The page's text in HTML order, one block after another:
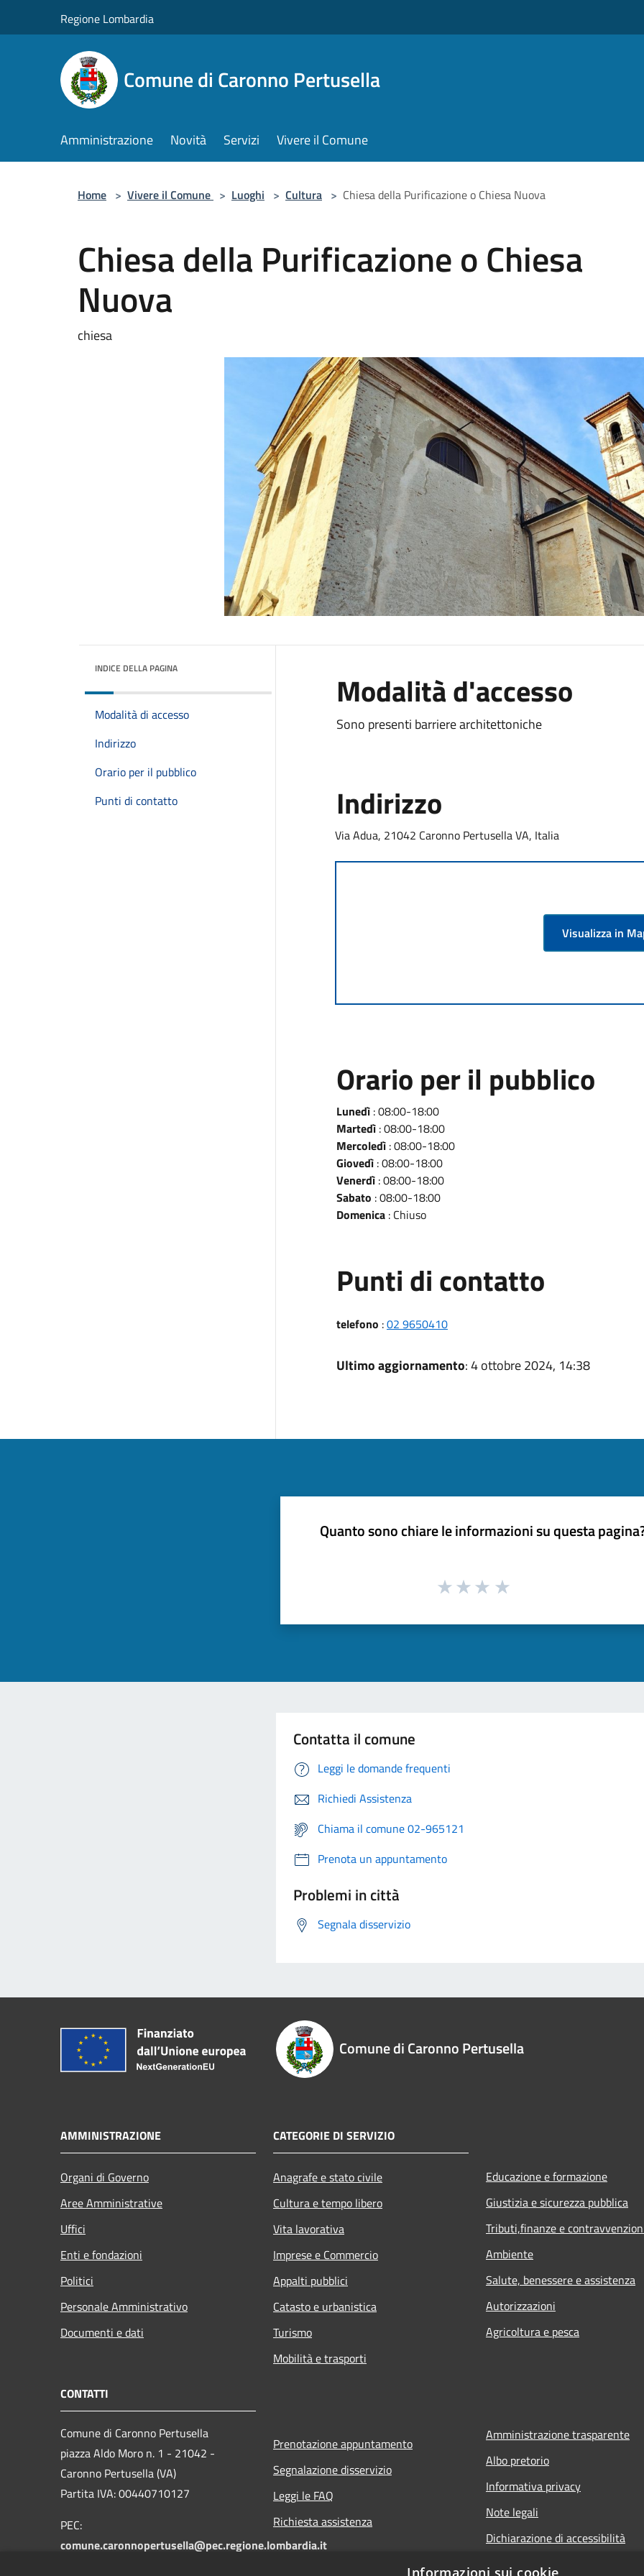
Regione Lombardia
Comune di Caronno Pertusella
Amministrazione Novità Servizi Vivere il Comune
Home > Vivere il Comune > Luoghi > Cultura > Chiesa della Purificazione o Chiesa Nuova
Chiesa della Purificazione o Chiesa
Nuova
chiesa
INDICE DELLA PAGINA
Modalità di accesso
Indirizzo
Orario per il pubblico
Punti di contatto
Modalità d'accesso
Sono presenti barriere architettoniche
Indirizzo
Via Adua, 21042 Caronno Pertusella VA, Italia
Visualizza in
Orario per il pubblico
Lunedì: 08:00-18:00
Martedì: 08:00-18:00
Mercoledì: 08:00-18:00
Giovedì: 08:00-18:00
Venerdì: 08:00-18:00
Sabato : 08:00-18:00
Domenica: Chiuso
Punti di contatto
telefono :02 9650410
Ultimo aggiornamento: 4 ottobre 2024, 14:38
Quanto sono chiare le informazioni su questa
Contatta il comune
Leggi le domande frequenti
Richiedi Assistenza
Chiama il comune 02-965121
Prenota un appuntamento
Problemi in città
Segnala disservizio
Comune di Caronno Pertusella
AMMINISTRAZIONE
Organi di Governo
Aree Amministrative
Uffici
Enti e fondazioni
Politici
Personale Amministrativo
Documenti e dati
CATEGORIE DI SERVIZIO
Anagrafe e stato civile
Cultura e tempo libero
Vita lavorativa
Imprese e Commercio
Appalti pubblici
Catasto e urbanistica
Turismo
Mobilità e trasporti
Educazione e formazione
Giustizia e sicurezza pubblica
Tributi,finanze e
Ambiente
Salute, benessere e assistenza
Autorizzazioni
Agricoltura e pesca
CONTATTI
Comune di Caronno Pertusella
piazza Aldo Moro n. 1 - 21042 -
Caronno Pertusella (VA)
Partita IVA: 00440710127
PEC:
comune.caronnopertusella@pec.regione.lombardia.it
Prenotazione appuntamento
Segnalazione disservizio
Leggi le FAQ
Richiesta assistenza
Amministrazione trasparente
Albo pretorio
Informativa privacy
Note legali
Dichiarazione di accessibilità
Informazioni sui cookie